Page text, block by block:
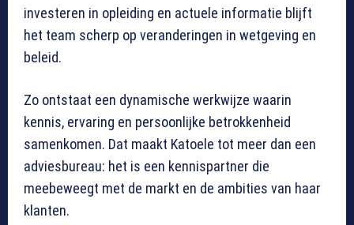
investeren in opleiding en actuele informatie blijft
het team scherp op veranderingen in wetgeving en
beleid.
Zo ontstaat een dynamische werkwijze waarin
kennis, ervaring en persoonlijke betrokkenheid
samenkomen. Dat maakt Katoele tot meer dan een
adviesbureau: het is een kennispartner die
meebeweegt met de markt en de ambities van haar
klanten.